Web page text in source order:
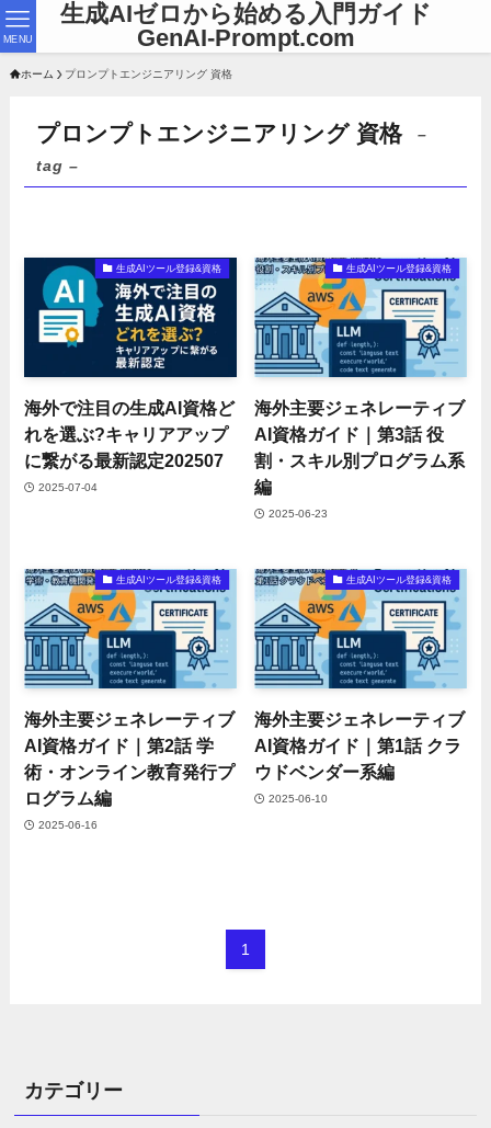
生成AIゼロから始める入門ガイド
GenAI-Prompt.com
MENU
ホーム プロンプトエンジニアリング 資格
プロンプトエンジニアリング 資格
–
tag –
生成AIツール登録&資格
海外で注目の生成AI資格ど
れを選ぶ?キャリアアップ
に繋がる最新認定202507
2025-07-04
生成AIツール登録&資格
海外主要ジェネレーティブ
AI資格ガイド｜第3話 役
割・スキル別プログラム系
編
2025-06-23
生成AIツール登録&資格
海外主要ジェネレーティブ
AI資格ガイド｜第2話 学
術・オンライン教育発行プ
ログラム編
2025-06-16
生成AIツール登録&資格
海外主要ジェネレーティブ
AI資格ガイド｜第1話 クラ
ウドベンダー系編
2025-06-10
1
カテゴリー